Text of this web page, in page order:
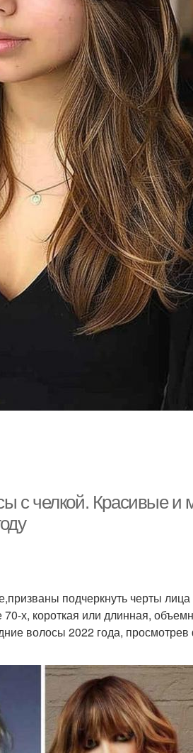
с челкой. Красивые и
подчеркнуть черты
х, короткая или длинная,
волосы 2022 года,